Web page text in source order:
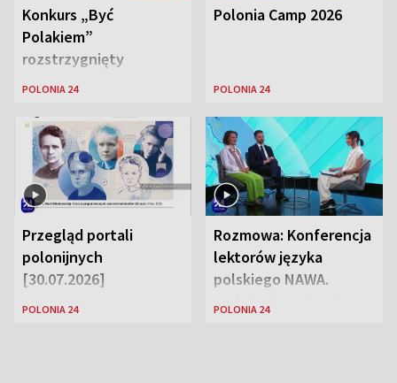
Konkurs „Być
Polakiem”
rozstrzygnięty
POLONIA 24
Polonia Camp 2026
POLONIA 24
Przegląd portali
polonijnych
[30.07.2026]
POLONIA 24
Rozmowa: Konferencja
lektorów języka
polskiego NAWA.
Goście: dr Wojciech
POLONIA 24